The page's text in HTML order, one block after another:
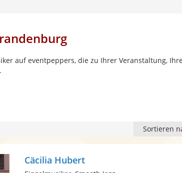
auf eventpeppers, die zu Ihrer Veranstaltung,
Cäcilia Hubert